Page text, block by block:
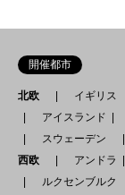
開催都市
北欧 イギリス
アイスランド
スウェーデン
西欧
アンドラ
ルクセンブルク